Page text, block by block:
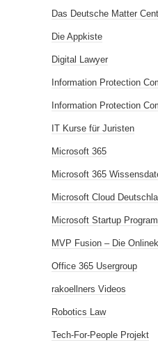
Das Deutsche Matter
Die Appkiste
Digital Lawyer
Information Protection
Information Protection
IT Kurse für Juristen
Microsoft 365
Microsoft 365
Microsoft Cloud
Microsoft Startup
MVP Fusion – Die
Office 365 Usergroup
rakoellners Videos
Robotics Law
Tech-For-People Projekt